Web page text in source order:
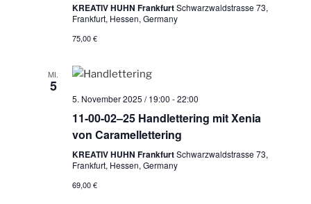
KREATIV HUHN FrankfurtSchwarzwaldstrasse 73,
Frankfurt, Hessen, Germany
75,00 €
MI.
5
5. November 2025 / 19:00 -22:00
11-00-02–25 Handlettering mit Xenia
von Caramellettering
KREATIV HUHN FrankfurtSchwarzwaldstrasse 73,
Frankfurt, Hessen, Germany
69,00 €